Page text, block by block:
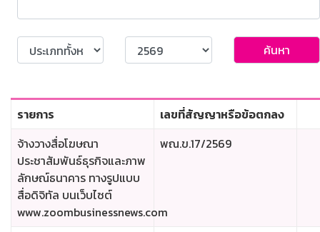
ค้นหา
รายการ
เลขที่สัญญาหรือข้อตกลง
จ้างวางสื่อโฆษณา
ประชาสัมพันธ์ธุรกิจและภาพ
ลักษณ์ธนาคาร ทางรูปแบบ
สื่อดิจิทัล บนเว็บไซต์
www.zoombusinessnews.com
พณ.ข.17/2569